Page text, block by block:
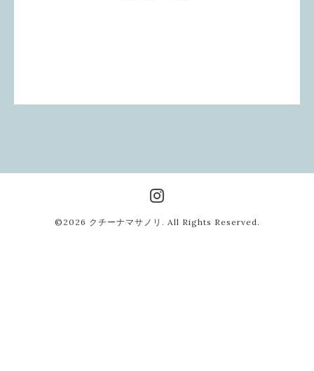
©2026 クチーナマサノリ . All Rights Reserved.